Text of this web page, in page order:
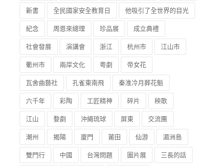
紀念 周恩來總理 珍品展 成立典禮
社會發展 演講會 浙江 杭州市
衢州市 兩岸文化 粵劇 帝女花
瓦舍曲藝社 孔雀東南飛 秦淮冷月葬花魁
六千年 工匠精神 碎片 秧歌
江山 婺劇 沖繩琉球 屏東 交流團
潮州 揭陽 廈門 湄洲島
雙門行 中國 台灣問題 圖片展 三長的話
會長的話 理事長的話 監事長的話